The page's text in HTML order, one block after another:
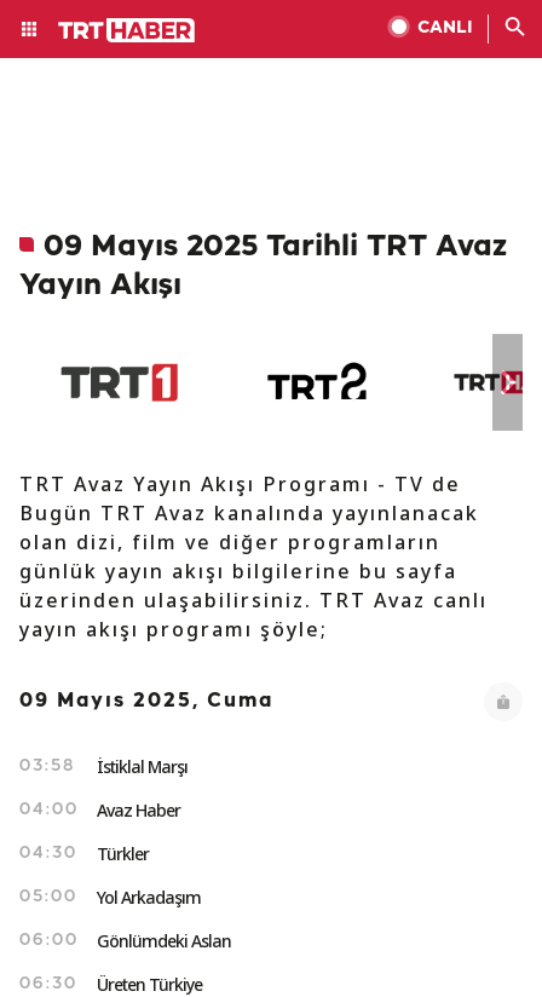
CANLI
09 Mayıs 2025 Tarihli TRT Avaz
Yayın Akışı
TRT Avaz Yayın Akışı Programı - TV de
Bugün TRT Avaz kanalında yayınlanacak
olan dizi, film ve diğer programların
günlük yayın akışı bilgilerine bu sayfa
üzerinden ulaşabilirsiniz. TRT Avaz canlı
yayın akışı programı şöyle;
09 Mayıs 2025, Cuma
03:58 İstiklal Marşı
04:00 Avaz Haber
04:30 Türkler
05:00 Yol Arkadaşım
06:00 Gönlümdeki Aslan
06:30 Üreten Türkiye